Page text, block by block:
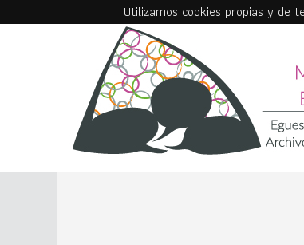
Utilizamos cookies propias y de